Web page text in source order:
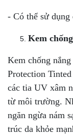
- Có thể sử dụng
Kem
Kem chống
Protection
các tia UV xâm
từ môi trường.
ngăn ngừa nám
trúc da khỏe